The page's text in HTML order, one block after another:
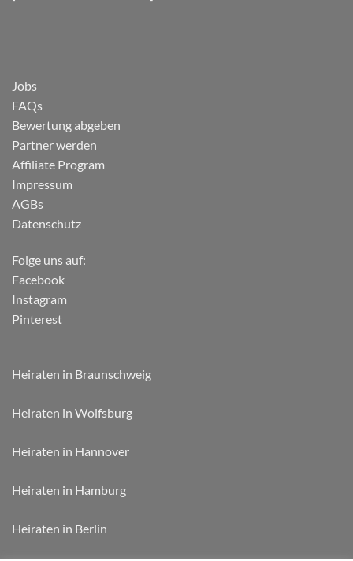
Jobs
FAQs
Bewertung abgeben
Partner werden
Affiliate Program
Impressum
AGBs
Datenschutz
Folge uns auf:
Facebook
Instagram
Pinterest
Heiraten in Braunschweig
Heiraten in Wolfsburg
Heiraten in Hannover
Heiraten in Hamburg
Heiraten in Berlin